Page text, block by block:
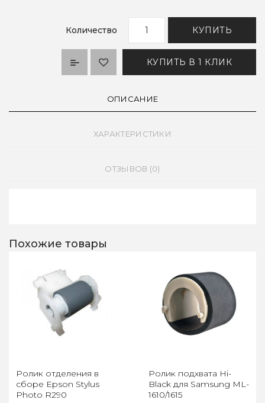
Количество КУПИТЬ
КУПИТЬ В 1 КЛИК
ОПИСАНИЕ
ХАРАКТЕРИСТИКИ
ОТЗЫВОВ (0)
Похожие товары
Ролик отделения в
сборе Epson Stylus
Photo R290
Ролик подхвата Hi-
Black для Samsung ML-
1610/1615